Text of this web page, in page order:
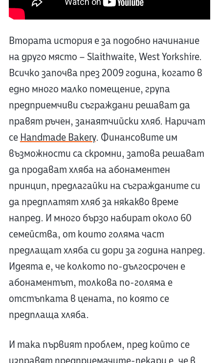
Втората история е за подобно начинание
на друго място – Slaithwaite, West Yorkshire.
Всичко започва през 2009 година, когато в
едно много малко помещение, група
предприемчиви съграждани решават да
правят ръчен, занаятчийски хляб. Наричат
сеHandmade Bakery. Финансовите им
възможности са скромни, затова решават
да продават хляба на абонаментен
принцип, предлагайки на съгражданите си
да предплатят хляб за някакво време
напред. И много бързо набират около 60
семейства, от които голяма част
предлащат хляба си дори за година напред.
Идеята е, че колкото по-дългосрочен е
абонаментът, толкова по-голяма е
отстъпката в цената, по която се
предплаща хляба.
И така първият проблем, пред който се